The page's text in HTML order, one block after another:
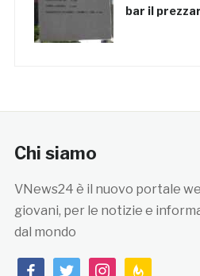
bar il
Chi siamo
VNews24 è il nuovo portale
giovani, per le notizie e
dal mondo
facebooktwitterinstagramfeedburner